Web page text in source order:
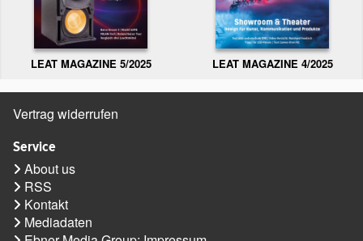
LEAT MAGAZINE 5/2025 LEAT MAGAZINE 4/2025
Vertrag widerrufen
Service
About us
RSS
Kontakt
Mediadaten